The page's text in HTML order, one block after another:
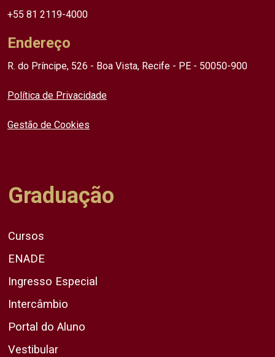
+55 81 2119-4000
Endereço
R. do Príncipe, 526 - Boa Vista, Recife - PE - 50050-900
Política de Privacidade
Gestão de Cookies
Graduação
Cursos
ENADE
Ingresso Especial
Intercâmbio
Portal do Aluno
Vestibular